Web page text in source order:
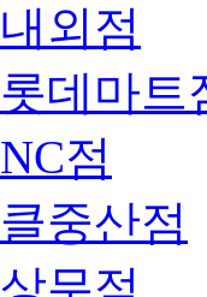
외점
데마트
점
중산점